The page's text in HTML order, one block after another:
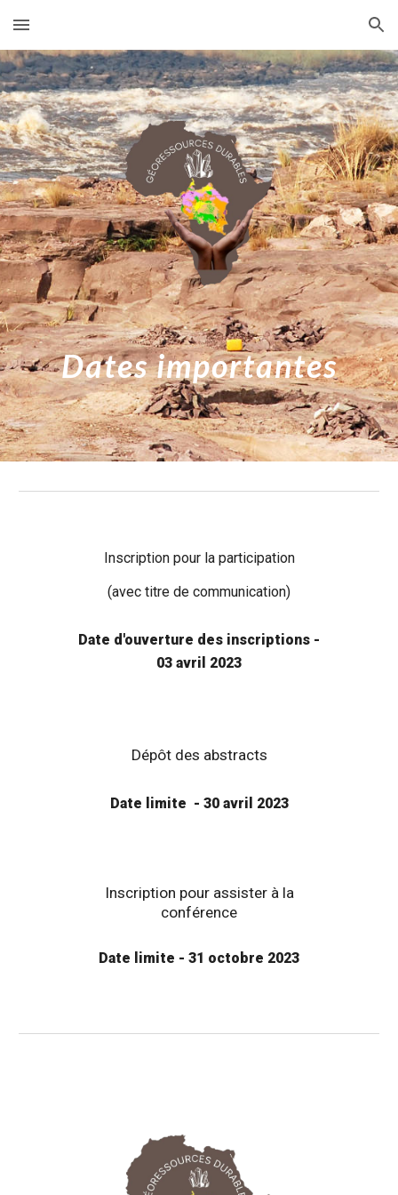
Skip to main content Skip to navigation
Dates importantes
Inscription pour la participation
(avec titre de communication)
Date d'ouverture des inscriptions -
03 avril 2023
Dépôt des abstracts
Date limite - 30 avril 2023
Inscription pour assister à la
conférence
Date limite - 31 octobre 2023